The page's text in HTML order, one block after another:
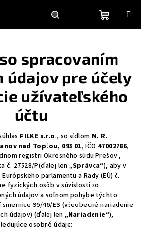
HľadaťPrihlásenie
košík
spracovaním
údajov pre účely
užívateľského
účtu
PILKE s.r.o., so sídlom M. R.
nad Topľou, 093 01, IČO 47002786,
registri Okresného súdu Prešov ,
č. 27528/P(ďalej len „Správca“), aby v
parlamentu a Rady (EÚ) č.
fyzických osôb v súvislosti so
údajov a voľnom pohybe týchto
smernice 95/46/ES (všeobecné nariadenie
údajov) (ďalej len „Nariadenie“),
osobné údaje: